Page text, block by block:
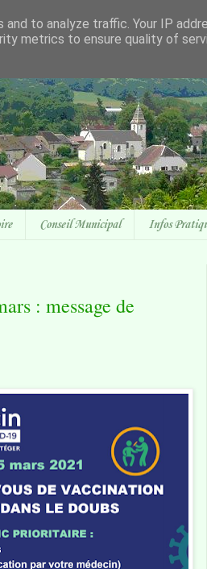
Conseil Municipal Infos
: message de
to analyze traffic. Your IP
metrics to ensure quality of